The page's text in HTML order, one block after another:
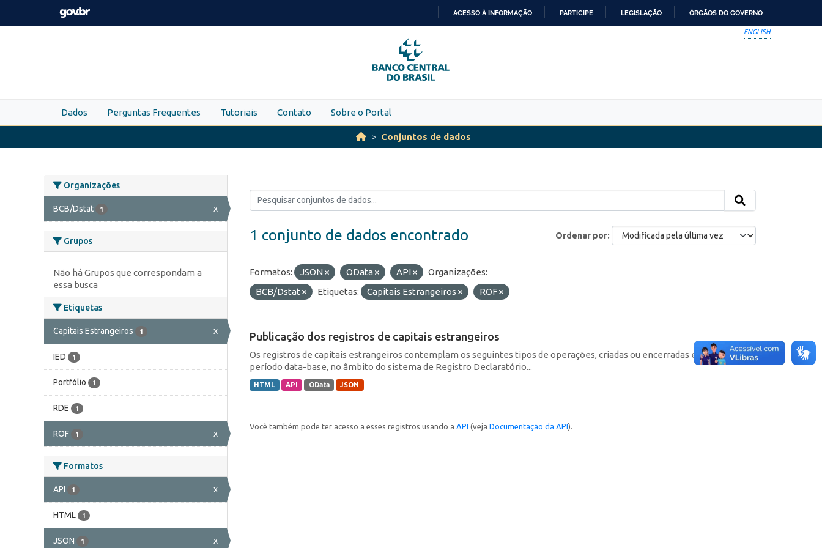
Skip to main content
PARA
O
CONTEÚDO
ACESSO À INFORMAÇÃO PARTICIPE LEGISLAÇÃO ÓRGÃOS DO GOVERNO
ENGLISH
Dados Perguntas Frequentes Tutoriais Contato Sobre o Portal
Conjuntos de dados
Organizações
BCB/Dstat 1 x
Grupos
Não há Grupos que correspondam a
essa busca
Etiquetas
Capitais Estrangeiros 1 x
IED 1
Portfólio 1
RDE 1
ROF 1 x
Formatos
API 1 x
HTML 1
JSON 1 x
Ordenar por
1 conjunto de dados encontrado
Formatos: JSON OData API
Organizações:
BCB/Dstat
Etiquetas: Capitais Estrangeiros ROF
Publicação dos registros de capitais estrangeiros
Os registros de capitais estrangeiros contemplam os seguintes tipos de operações, criadas ou encerradas em cada
período data-base, no âmbito do sistema de Registro Declaratório...
HTML API OData JSON
Você também pode ter acesso a esses registros usando a API (veja Documentação da API).